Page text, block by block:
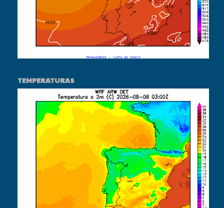
TEMPERATURAS